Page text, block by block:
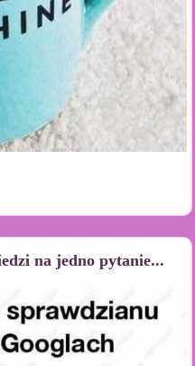
na jedno pytanie...